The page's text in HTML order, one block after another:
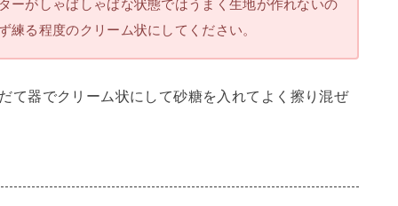
ーがしゃばしゃばな状態ではうまく生地が作れないの
練る程度のクリーム状にしてください。
て器でクリーム状にして砂糖を入れてよく擦り混ぜ